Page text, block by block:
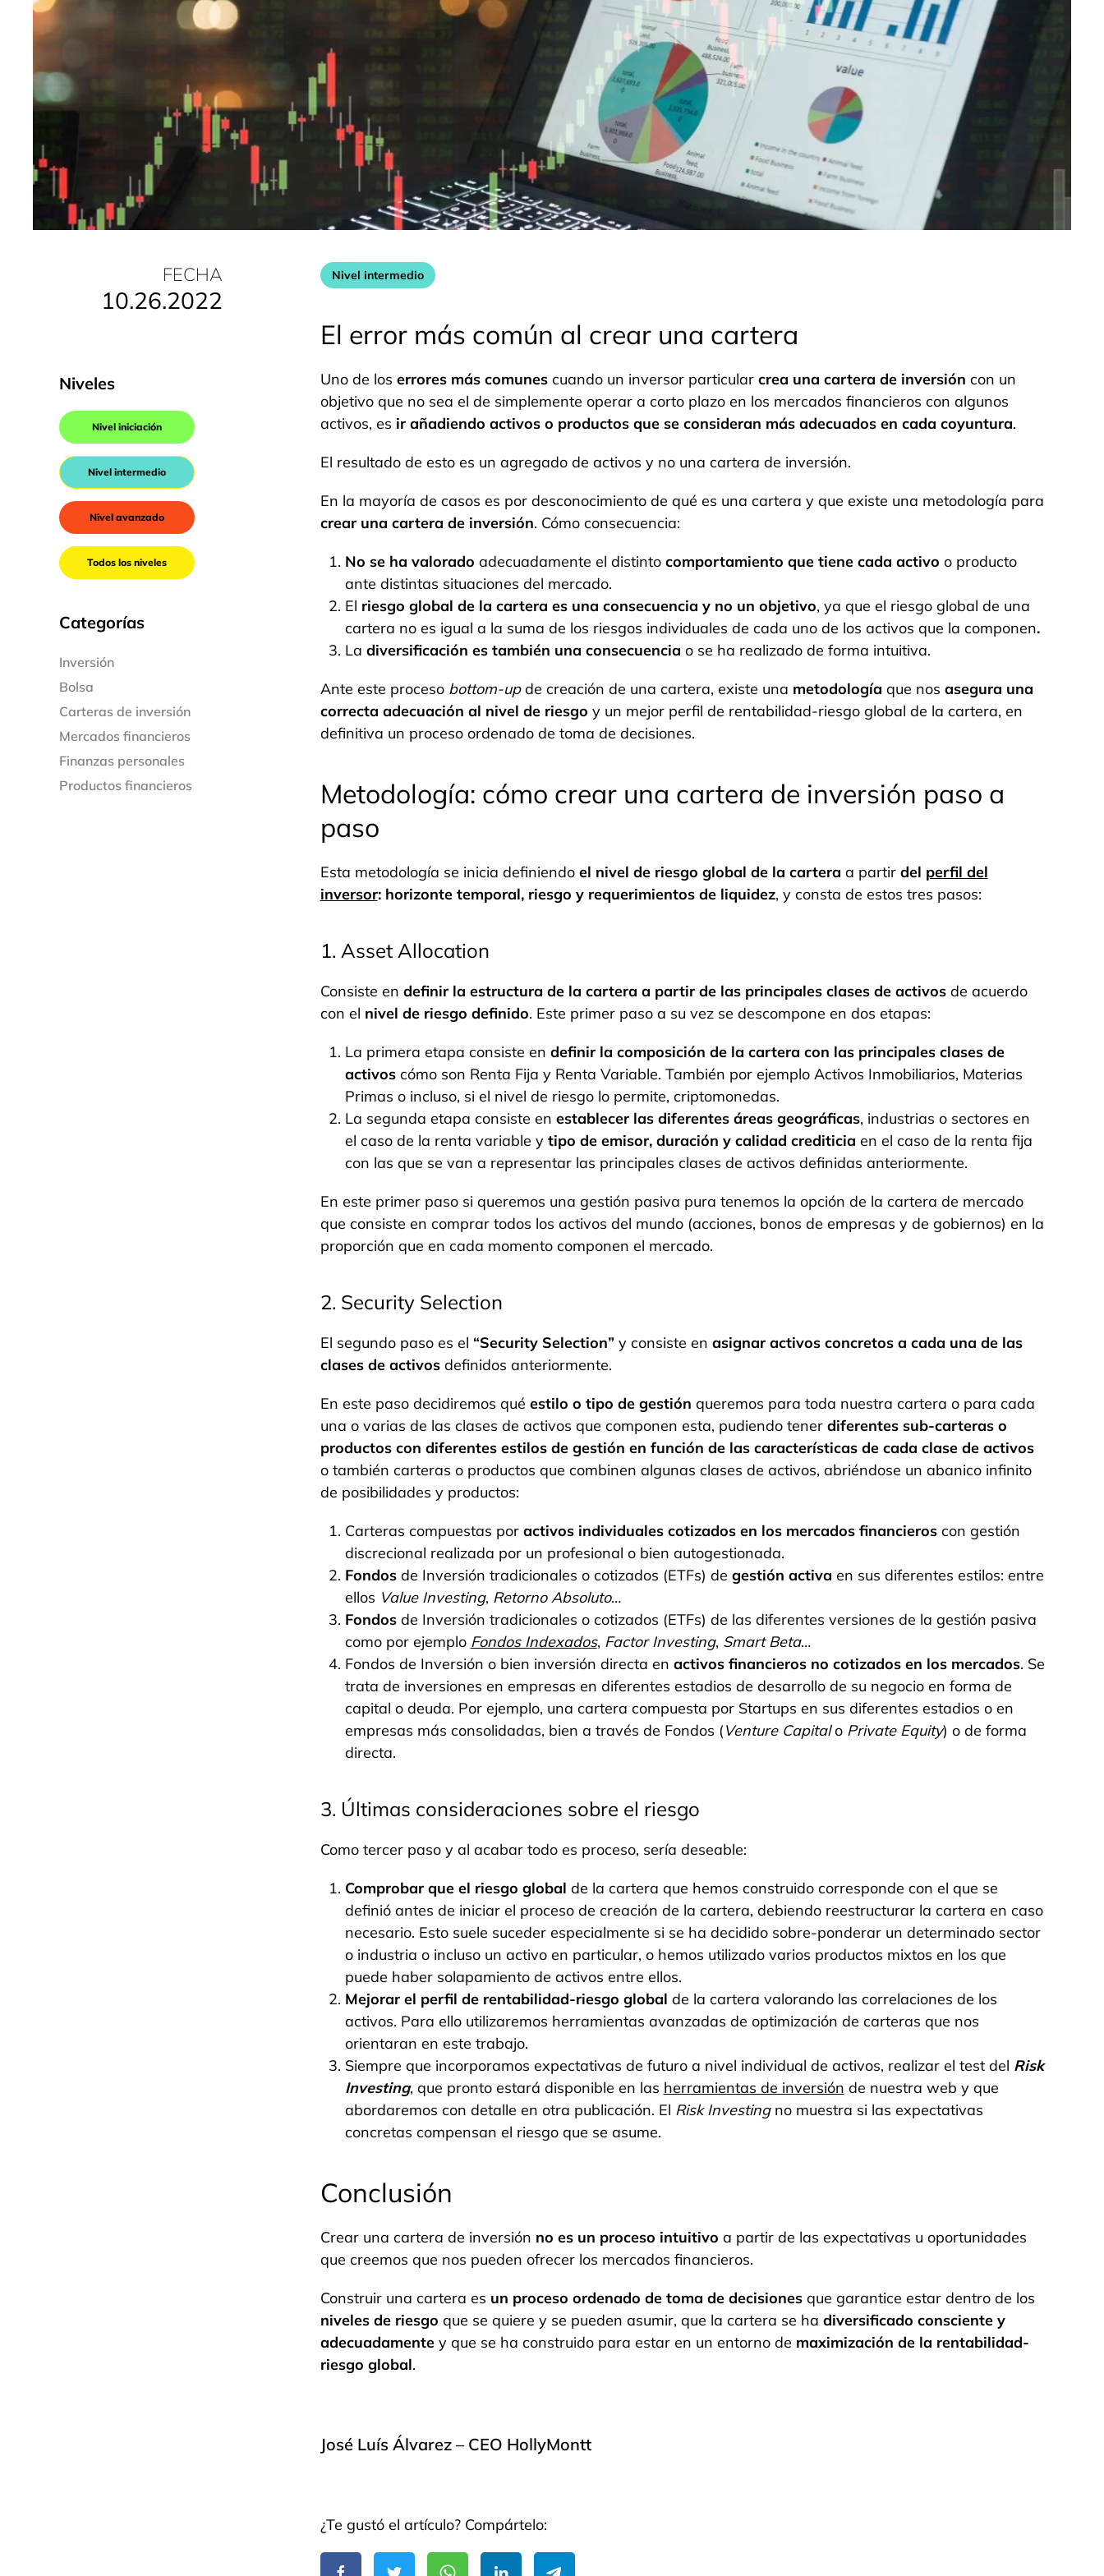
FECHA
10.26.2022
Niveles
Nivel iniciación
Nivel intermedio
Nivel avanzado
Todos los niveles
Categorías
Inversión
Bolsa
Carteras de inversión
Mercados financieros
Finanzas personales
Productos financieros
Nivel intermedio
El error más común al crear una cartera
Uno de los errores más comunescuando un inversor particular crea una cartera de inversión con un
objetivo que no sea el de simplemente operar a corto plazo en los mercados financieros con algunos
activos, es ir añadiendo activos o productos que se consideran más adecuados en cada coyuntura.
El resultado de esto es un agregado de activos y no una cartera de inversión.
En la mayoría de casos es por desconocimiento de qué es una cartera y que existe una metodología para
crear una cartera de inversión. Cómo consecuencia:
No se ha valorado adecuadamente el distintocomportamiento que tiene cada activo o producto
ante distintas situaciones del mercado.
El riesgo global de la cartera es una consecuencia y no un objetivo, ya que el riesgo global de una
cartera no es igual a la suma de los riesgos individuales de cada uno de los activos que la componen.
La diversificación es también una consecuencia o se ha realizado de forma intuitiva.
Ante este proceso bottom-upde creación de una cartera, existe una metodología que nos asegura una
correcta adecuación al nivel de riesgo y un mejor perfil de rentabilidad-riesgo global de la cartera, en
definitiva un proceso ordenado de toma de decisiones.
Metodología: cómo crear una cartera de inversión paso a
paso
Esta metodología se inicia definiendo el nivel de riesgo global de la cartera a partir del perfil del
inversor: horizonte temporal, riesgo y requerimientos de liquidez, y consta de estos tres pasos:
1. Asset Allocation
Consiste en definir la estructura de la cartera a partir de las principales clases de activosde acuerdo
con el nivel de riesgo definido. Este primer paso a su vez se descompone en dos etapas:
La primera etapa consiste en definir la composición de la cartera con las principales clases de
activoscómo son Renta Fija y Renta Variable. También por ejemplo Activos Inmobiliarios, Materias
Primas o incluso, si el nivel de riesgo lo permite, criptomonedas.
La segunda etapa consiste en establecer las diferentes áreas geográficas, industrias o sectores en
el caso de la renta variable y tipo de emisor, duración y calidad crediticia en el caso de la renta fija
con las que se van a representar las principales clases de activos definidas anteriormente.
En este primer paso si queremos una gestión pasiva pura tenemos la opción de la cartera de mercado
que consiste en comprar todos los activos del mundo (acciones, bonos de empresas y de gobiernos) en la
proporción que en cada momento componen el mercado.
2. Security Selection
El segundo paso es el “Security Selection” y consiste en asignar activos concretos a cada una de las
clases de activosdefinidos anteriormente.
En este paso decidiremos qué estilo o tipo de gestión queremos para toda nuestra cartera o para cada
una o varias de las clases de activos que componen esta, pudiendo tener diferentes sub-carteras o
productos con diferentes estilos de gestión en función de las características de cada clase de activos
o también carteras o productos que combinen algunas clases de activos, abriéndose un abanico infinito
de posibilidades y productos:
Carteras compuestas por activos individuales cotizados en los mercados financieros con gestión
discrecional realizada por un profesional o bien autogestionada.
Fondosde Inversión tradicionales o cotizados (ETFs) de gestión activa en sus diferentes estilos: entre
ellos Value Investing, Retorno Absoluto…
Fondosde Inversión tradicionales o cotizados (ETFs) de las diferentes versiones de la gestión pasiva
como por ejemplo Fondos Indexados, Factor Investing, Smart Beta…
Fondos de Inversión o bien inversión directa en activos financieros no cotizados en los mercados. Se
trata de inversiones en empresas en diferentes estadios de desarrollo de su negocio en forma de
capital o deuda. Por ejemplo, una cartera compuesta por Startups en sus diferentes estadios o en
empresas más consolidadas, bien a través de Fondos (Venture Capitalo Private Equity) o de forma
directa.
3. Últimas consideraciones sobre el riesgo
Como tercer paso y al acabar todo es proceso, sería deseable:
Comprobar que el riesgo global de la cartera que hemos construido corresponde con el que se
definió antes de iniciar el proceso de creación de la cartera, debiendo reestructurar la cartera en caso
necesario. Esto suele suceder especialmente si se ha decidido sobre-ponderar un determinado sector
o industria o incluso un activo en particular, o hemos utilizado varios productos mixtos en los que
puede haber solapamiento de activos entre ellos.
Mejorar el perfil de rentabilidad-riesgo global de la cartera valorando las correlaciones de los
activos. Para ello utilizaremos herramientas avanzadas de optimización de carteras que nos
orientaran en este trabajo.
Siempre que incorporamos expectativas de futuro a nivel individual de activos, realizar el test del Risk
Investing, que pronto estará disponible en las herramientas de inversión de nuestra web y que
abordaremos con detalle en otra publicación. El Risk Investingno muestra si las expectativas
concretas compensan el riesgo que se asume.
Conclusión
Crear una cartera de inversión no es un proceso intuitivo a partir de las expectativas u oportunidades
que creemos que nos pueden ofrecer los mercados financieros.
Construir una cartera es un proceso ordenado de toma de decisionesque garantice estar dentro de los
niveles de riesgo que se quiere y se pueden asumir, que la cartera se ha diversificado consciente y
adecuadamentey que se ha construido para estar en un entorno de maximización de la rentabilidad-
riesgo global.
José Luís Álvarez – CEO HollyMontt
¿Te gustó el artículo? Compártelo: